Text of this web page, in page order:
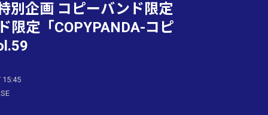
別企画 コピーバンド限定
限定「COPYPANDA-コピ
15:45